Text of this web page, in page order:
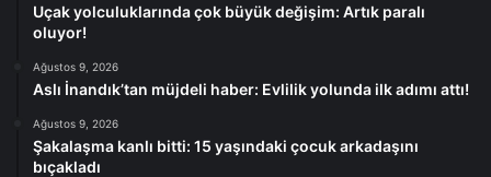
Uçak yolculuklarında çok büyük değişim: Artık paralı
oluyor!
Ağustos 9, 2026
Aslı İnandık’tan müjdeli haber: Evlilik yolunda ilk adımı attı!
Ağustos 9, 2026
Şakalaşma kanlı bitti: 15 yaşındaki çocuk arkadaşını
bıçakladı